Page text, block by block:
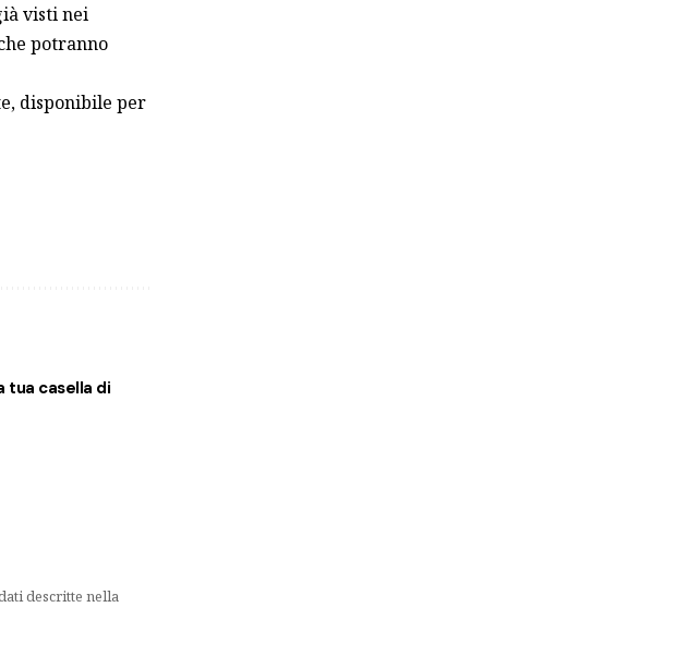
visti nei
potranno
disponibile per
tua casella di
descritte nella